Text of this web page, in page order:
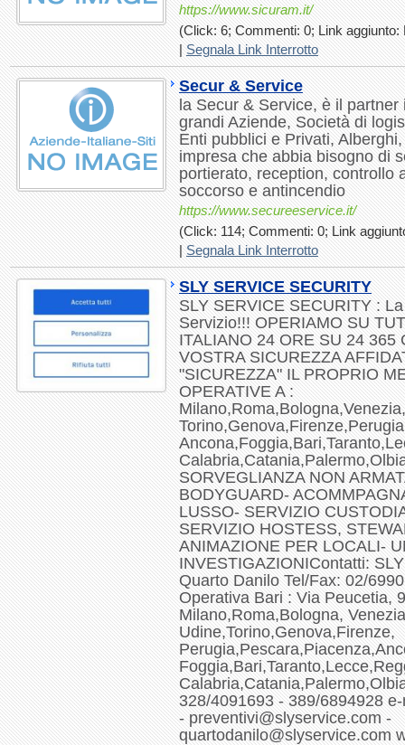
https://www.sicuram.it/
(Click: 6; Commenti: 0; Link aggiunto:
|Segnala Link Interrotto
Secur & Service
la Secur & Service, è il
grandi Aziende, Società di
Enti pubblici e Privati,
impresa che abbia bisogno di
portierato, reception, controllo
soccorso e antincendio
https://www.secureeservice.it/
(Click: 114; Commenti: 0; Link
|Segnala Link Interrotto
SLY SERVICE SECURITY
SLY SERVICE SECURITY :
Servizio!!! OPERIAMO SU
ITALIANO 24 ORE SU 24 365
VOSTRA SICUREZZA
"SICUREZZA" IL PROPRIO
OPERATIVE A :
SORVEGLIANZA NON
BODYGUARD-
LUSSO- SERVIZIO
SERVIZIO HOSTESS,
ANIMAZIONE PER LOCALI-
INVESTIGAZIONIContatti:
Quarto Danilo Tel/Fax: 02/
Operativa Bari : Via Peucetia,
Milano,Roma,Bologna,
Udine,Torino,Genova,Firenze,
328/4091693 - 389/6894928
- preventivi@slyservice.com -
quartodanilo@slyservice.com